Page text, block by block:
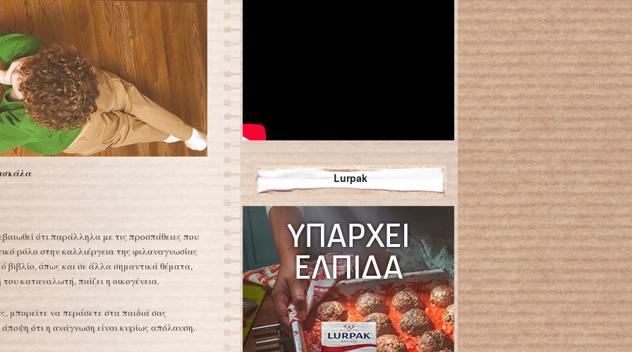
ότι παράλληλα με τις προσπάθειες που
ρόλο στην καλλιέργεια της φιλαναγνωσίας
βιβλίο, όπως και σε άλλα σημαντικά θέματα,
καταναλωτή, παίζει η οικογένεια.
μπορείτε να περάσετε στα παιδιά σας
ότι η ανάγνωση είναι κυρίως απόλαυση.
Lurpak